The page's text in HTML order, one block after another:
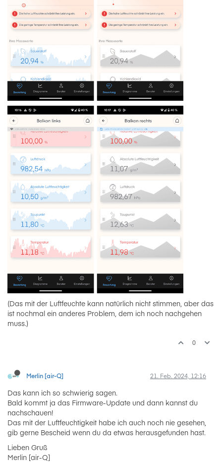
(Das mit der Luftfeuchte kann natürlich nicht stimmen, aber das
ist nochmal ein anderes Problem, dem ich noch nachgehen
muss.)
0
Merlin [air-Q] 21. Feb. 2024, 12:16
Das kann ich so schwierig sagen.
Bald kommt ja das Firmware-Update und dann kannst du
nachschauen!
Das mit der Luftfeuchtigkeit habe ich auch noch nie gesehen,
gib gerne Bescheid wenn du da etwas herausgefunden hast.
Lieben Gruß
Merlin [air-Q]